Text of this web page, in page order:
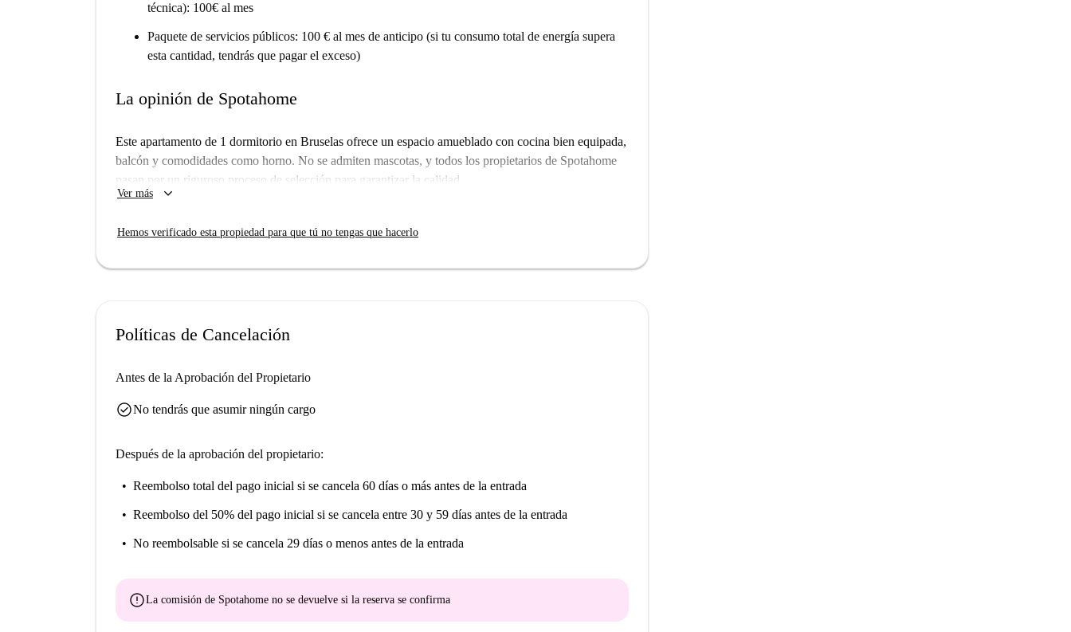
técnica): 100€ al mes
Paquete de servicios públicos: 100 € al mes de anticipo (si tu consumo total de energía supera
esta cantidad, tendrás que pagar el exceso)
La opinión de Spotahome
Este apartamento de 1 dormitorio en Bruselas ofrece un espacio amueblado con cocina bien equipada,
balcón y comodidades como horno. No se admiten mascotas, y todos los propietarios de Spotahome
pasan por un riguroso proceso de selección para garantizar la calidad.
Galilée y HUB-Campus Koningsstraat, así como restaurantes como Mebrahtom y Kasım. La
Ver más keyboard_arrow_down
Hemos verificado esta propiedad para que tú no tengas que hacerlo
Políticas de Cancelación
Antes de la Aprobación del Propietario
check_circleNo tendrás que asumir ningún cargo
Después de la aprobación del propietario:
Reembolso total del pago inicial si se cancela 60 días o más antes de la entrada
Reembolso del 50% del pago inicial si se cancela entre 30 y 59 días antes de la entrada
No reembolsable si se cancela 29 días o menos antes de la entrada
errorLa comisión de Spotahome no se devuelve si la reserva se confirma